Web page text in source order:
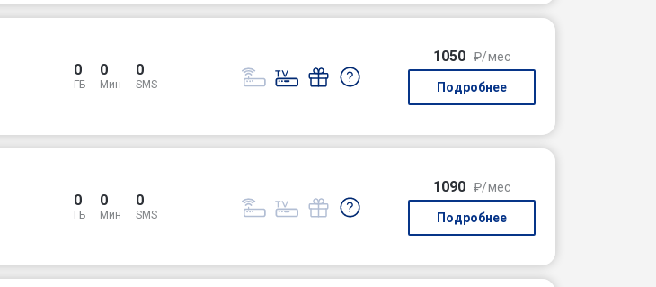
0
ГБ
0
Мин
0
SMS
1050 ₽/мес
Подробнее
0
ГБ
0
Мин
0
SMS
1090 ₽/мес
Подробнее